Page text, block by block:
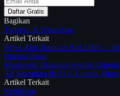
Daftar Gratis
Bagikan
Twitter / X WhatsApp
Artikel Terkait
Beras Alor Turun ke Rp13.000 —
Operasi Pasar
Masterplan Ekonomi Syariah
AS Kucurkan Rp53,6 T untuk
Artikel Terkait
Kebijakan